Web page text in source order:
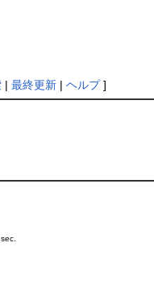
| 最終更新| ヘルプ]